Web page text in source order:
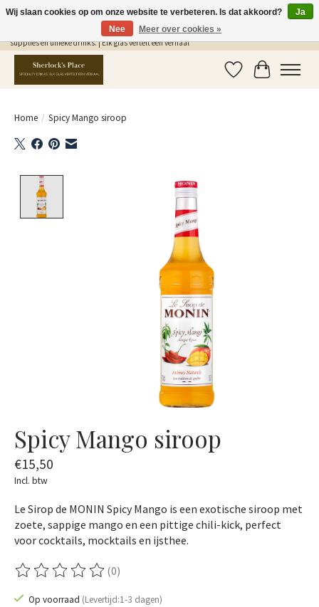
Gratis Verzending in NL vanaf €75,- | Sherlocks Place: dé plek voor MONIN siropen, bar
supplies en unieke drinks. | Elk glas vertelt een verhaal
Verlanglijst
Home / Spicy Mango siroop
Product image slideshow Items
Spicy Mango siroop
€15,50
Incl. btw
Le Sirop de MONIN Spicy Mango is een exotische siroop met
zoete, sappige mango en een pittige chili-kick, perfect
voor cocktails, mocktails en ijsthee.
De beoordeling van dit product is
(0)
Op voorraad (Levertijd:1-3 dagen)
Wij slaan cookies op om onze website te verbeteren. Is dat akkoord?
Ja
Nee
Meer over cookies »